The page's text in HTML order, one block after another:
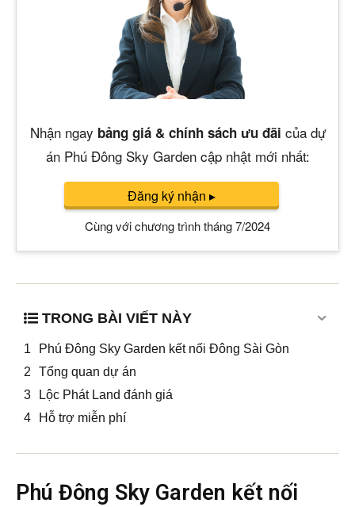
Nhận ngay bảng giá & chính sách ưu đãi của dự
án Phú Đông Sky Garden cập nhật mới nhất:
Đăng ký nhận ▸
Cùng với chương trình tháng 7/2024
TRONG BÀI VIẾT NÀY
Phú Đông Sky Garden kết nối Đông Sài Gòn
Tổng quan dự án
Lộc Phát Land đánh giá
Hỗ trợ miễn phí
Phú Đông Sky Garden kết nối